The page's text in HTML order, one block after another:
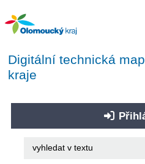
Digitální technická
kraje